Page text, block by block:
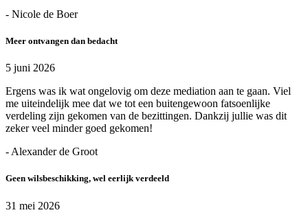
- Nicole de Boer
Meer ontvangen dan bedacht
5 juni 2026
Ergens was ik wat ongelovig om deze mediation aan te gaan. Viel
me uiteindelijk mee dat we tot een buitengewoon fatsoenlijke
verdeling zijn gekomen van de bezittingen. Dankzij jullie was dit
zeker veel minder goed gekomen!
- Alexander de Groot
Geen wilsbeschikking, wel eerlijk verdeeld
31 mei 2026